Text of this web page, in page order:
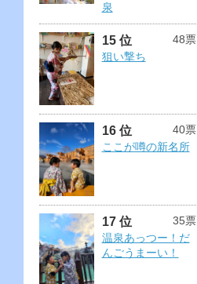
泉
15 位
48票
狙い撃ち
16 位
40票
ここが噂の新名所
17 位
35票
温泉あっつー！だ
んごうまーい！